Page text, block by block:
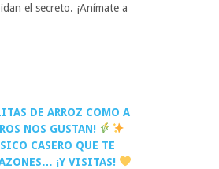
el secreto. ¡Anímate a
DE ARROZ COMO A
NOS GUSTAN!
CASERO QUE TE
¡Y VISITAS!